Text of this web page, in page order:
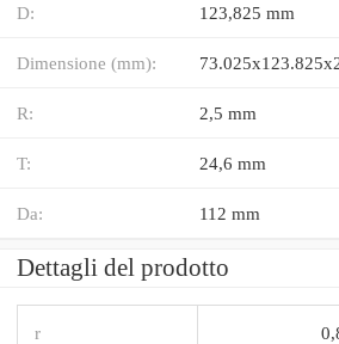
D: 123,825 mm
Dimensione (mm):
R: 2,5 mm
T: 24,6 mm
Da: 112 mm
Dettagli del prodotto
r